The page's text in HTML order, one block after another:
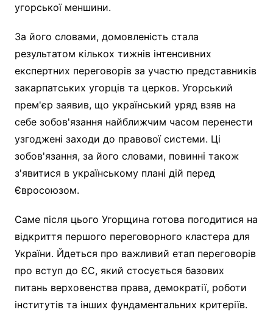
угорської меншини.
За його словами, домовленість стала
результатом кількох тижнів інтенсивних
експертних переговорів за участю представників
закарпатських угорців та церков. Угорський
прем'єр заявив, що український уряд взяв на
себе зобов'язання найближчим часом перенести
узгоджені заходи до правової системи. Ці
зобов'язання, за його словами, повинні також
з'явитися в українському плані дій перед
Євросоюзом.
Саме після цього Угорщина готова погодитися на
відкриття першого переговорного кластера для
України. Йдеться про важливий етап переговорів
про вступ до ЄС, який стосується базових
питань верховенства права, демократії, роботи
інститутів та інших фундаментальних критеріїв.